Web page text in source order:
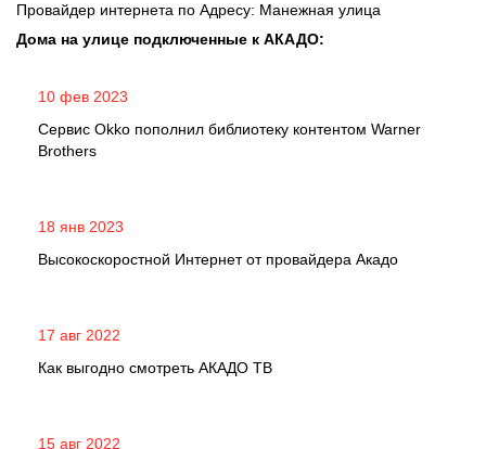
Провайдер интернета по Адресу: Манежная улица
Дома на улице подключенные к АКАДО:
10 фев 2023
Сервис Okko пополнил библиотеку контентом Warner
Brothers
18 янв 2023
Высокоскоростной Интернет от провайдера Акадо
17 авг 2022
Как выгодно смотреть АКАДО ТВ
15 авг 2022